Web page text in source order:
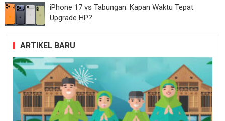
iPhone 17 vs Tabungan: Kapan Waktu Tepat
Upgrade HP?
ARTIKEL BARU